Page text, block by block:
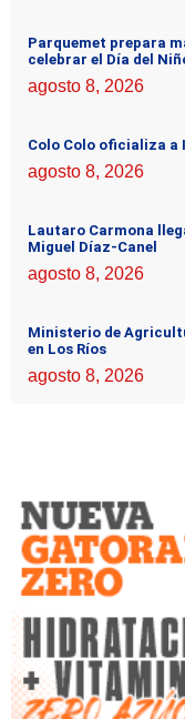
Parquemet prepara
celebrar el Día del
agosto 8, 2026
Colo Colo oficializa a
agosto 8, 2026
Lautaro Carmona
Miguel Díaz-Canel
agosto 8, 2026
Ministerio de
en Los Ríos
agosto 8, 2026